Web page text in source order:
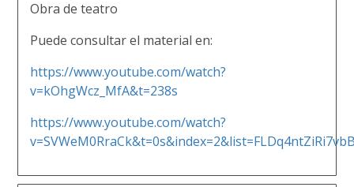
Obra de teatro
Puede consultar el material en:
https://www.youtube.com/watch?
v=kOhgWcz_MfA&t=238s
https://www.youtube.com/watch?